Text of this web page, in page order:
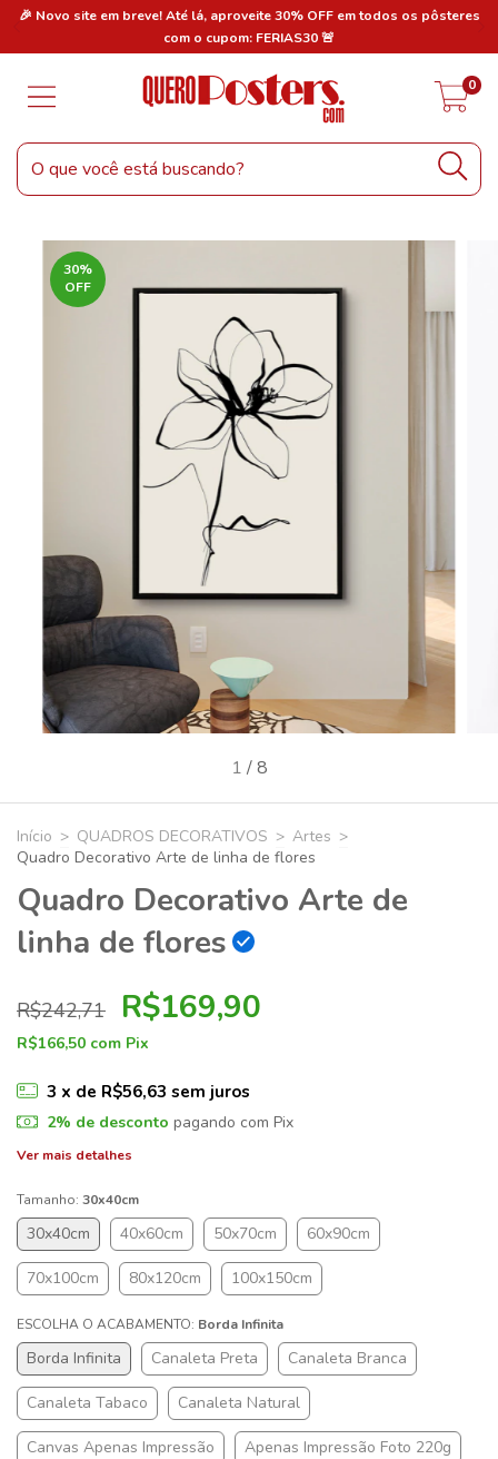
🎉 Novo site em breve! Até lá, aproveite 30% OFF em todos os pôsteres
com o cupom: FERIAS30 🚨
0
30%
OFF
1 /8
Início > QUADROS DECORATIVOS > Artes >
Quadro Decorativo Arte de linha de flores
Quadro Decorativo Arte de
linha de flores
R$242,71 R$169,90
R$166,50 com Pix
3 x de R$56,63 sem juros
2% de desconto pagando com Pix
Ver mais detalhes
Tamanho: 30x40cm
30x40cm 40x60cm 50x70cm 60x90cm
70x100cm 80x120cm 100x150cm
ESCOLHA O ACABAMENTO: Borda Infinita
Borda Infinita Canaleta Preta Canaleta Branca
Canaleta Tabaco Canaleta Natural
Canvas Apenas Impressão Apenas Impressão Foto 220g